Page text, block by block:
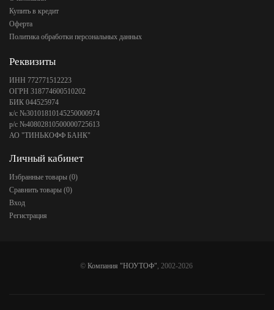
Купить в кредит
Оферта
Политика обработки персональных данных
Реквизиты
ИНН 772771512223
ОГРН 318774600510202
БИК 044525974
к/с №30101810145250000974
р/с №40802810500000725613
АО "ТИНЬКОФФ БАНК"
Личный кабинет
Избранные товары (0)
Сравнить товары (0)
Вход
Регистрация
© Компания "НОУТОФ", 2002-2026